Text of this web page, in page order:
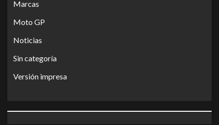
Marcas
Moto GP
Noticias
Sin categoría
Versión impresa